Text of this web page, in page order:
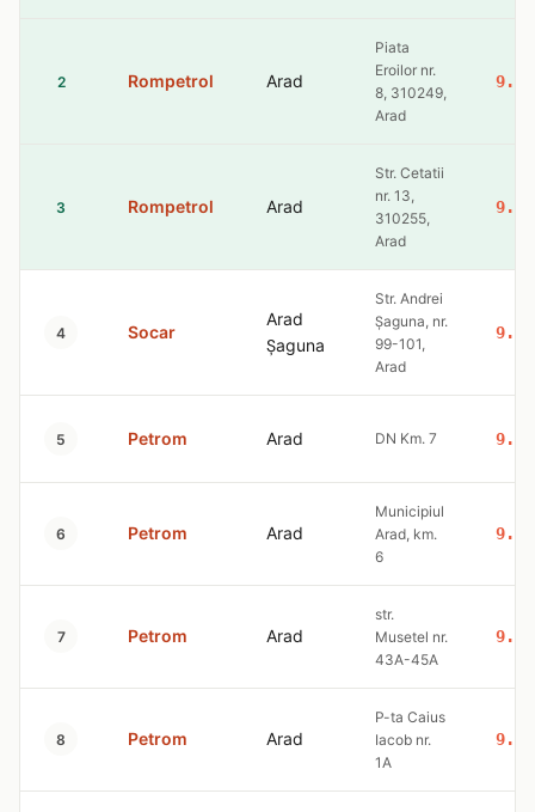
2 Rompetrol Arad
Piata
Eroilor nr.
8, 310249,
Arad
9.47
3 Rompetrol Arad
Str. Cetatii
nr. 13,
310255,
Arad
9.47
4 Socar
Arad
Șaguna
Str. Andrei
Șaguna, nr.
99-101,
Arad
9.48
5 Petrom Arad DN Km. 7 9.51
6 Petrom Arad
Municipiul
Arad, km.
6
9.51
7 Petrom Arad
str.
Musetel nr.
43A-45A
9.51
8 Petrom Arad
P-ta Caius
Iacob nr.
1A
9.51